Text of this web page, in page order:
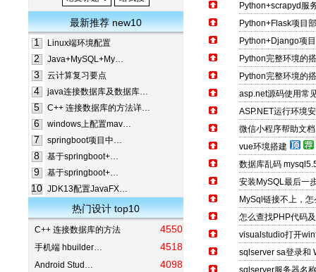
最新推荐 new10
1
Linux端环境配置
2 Java+MySQL+My…
3 云计算复习要点
4 java连接数据库及数据库…
5 C++ 连接数据库的方法详…
6 windows上配置mav…
7 springboot项目中…
8 基于springboot+…
9 基于springboot+…
10 JDK13配置JavaFX…
热门设计 top10
C++ 连接数据库的方法 4550
手机端 hbuilder… 4518
Android Stud… 4098
Python+scrapyd服
Python+Flask项目
Python+Django项
Python完整环境的
Python完整环境的
asp.net源码使用常
ASP.NET运行环境
微信小程序帮助文档
vue环境搭建
数据库乱码
安装MySQL最后一
MySql链接不上，
怎么查找PHP代码
visualstudio打开
sqlserver sa登录和
sqlserver服务器名